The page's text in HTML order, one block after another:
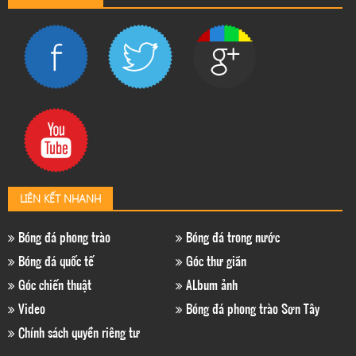
LIÊN KẾT NHANH
Bóng đá phong trào
Bóng đá trong nước
Bóng đá quốc tế
Góc thư giãn
Góc chiến thuật
ALbum ảnh
Video
Bóng đá phong trào Sơn Tây
Chính sách quyền riêng tư